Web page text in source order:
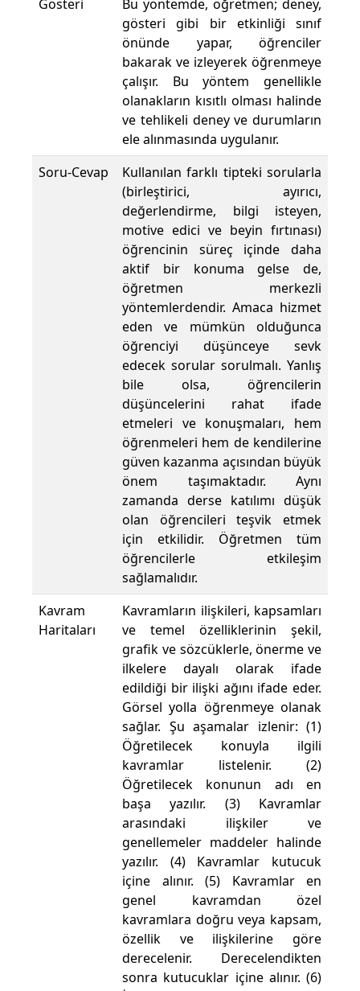
Gösteri
Bu yöntemde, öğretmen; deney,
gösteri gibi bir etkinliği sınıf
önünde yapar, öğrenciler
bakarak ve izleyerek öğrenmeye
çalışır. Bu yöntem genellikle
olanakların kısıtlı olması halinde
ve tehlikeli deney ve durumların
ele alınmasında uygulanır.
Soru-Cevap
Kullanılan farklı tipteki sorularla
(birleştirici, ayırıcı,
değerlendirme, bilgi isteyen,
motive edici ve beyin fırtınası)
öğrencinin süreç içinde daha
aktif bir konuma gelse de,
öğretmen merkezli
yöntemlerdendir. Amaca hizmet
eden ve mümkün olduğunca
öğrenciyi düşünceye sevk
edecek sorular sorulmalı. Yanlış
bile olsa, öğrencilerin
düşüncelerini rahat ifade
etmeleri ve konuşmaları, hem
öğrenmeleri hem de kendilerine
güven kazanma açısından büyük
önem taşımaktadır. Aynı
zamanda derse katılımı düşük
olan öğrencileri teşvik etmek
için etkilidir. Öğretmen tüm
öğrencilerle etkileşim
sağlamalıdır.
Kavram
Haritaları
Kavramların ilişkileri, kapsamları
ve temel özelliklerinin şekil,
grafik ve sözcüklerle, önerme ve
ilkelere dayalı olarak ifade
edildiği bir ilişki ağını ifade eder.
Görsel yolla öğrenmeye olanak
sağlar. Şu aşamalar izlenir: (1)
Öğretilecek konuyla ilgili
kavramlar listelenir. (2)
Öğretilecek konunun adı en
başa yazılır. (3) Kavramlar
arasındaki ilişkiler ve
genellemeler maddeler halinde
yazılır. (4) Kavramlar kutucuk
içine alınır. (5) Kavramlar en
genel kavramdan özel
kavramlara doğru veya kapsam,
özellik ve ilişkilerine göre
derecelenir. Derecelendikten
sonra kutucuklar içine alınır. (6)